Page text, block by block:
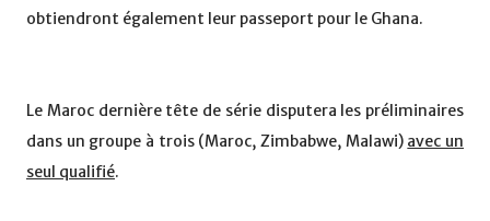
obtiendront également leur passeport pour le Ghana.
Le Maroc dernière tête de série disputera les préliminaires
dans un groupe à trois (Maroc, Zimbabwe, Malawi) avec un
seul qualifié.